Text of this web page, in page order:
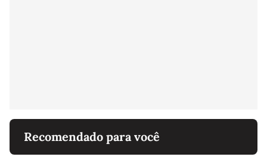
Recomendado para você